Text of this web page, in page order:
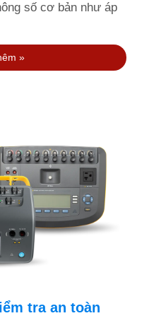
số cơ bản như áp
»
tra an toàn